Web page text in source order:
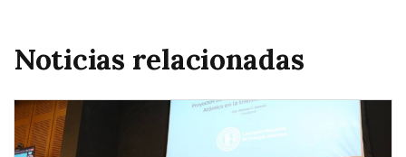
Noticias relacionadas